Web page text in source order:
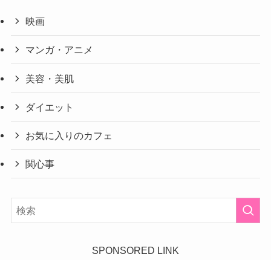
映画
マンガ・アニメ
美容・美肌
ダイエット
お気に入りのカフェ
関心事
SPONSORED LINK